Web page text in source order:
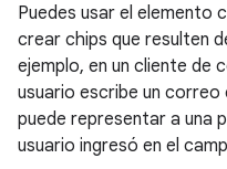
Puedes usar el elemento
crear chips que resulten
ejemplo, en un cliente de
usuario escribe un
puede representar a una
usuario ingresó en el